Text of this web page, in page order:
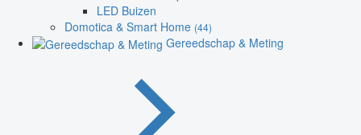
LED Buizen
Domotica & Smart Home (44)
Gereedschap & Meting